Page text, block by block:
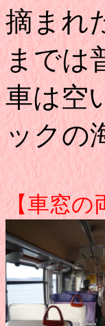
摘まれ
までは
車は空
ックの
【車窓の